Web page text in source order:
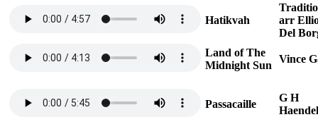
Hatikvah
arr
Del
Land of The
Midnight Sun
Vince
Passacaille
G H
Haendel